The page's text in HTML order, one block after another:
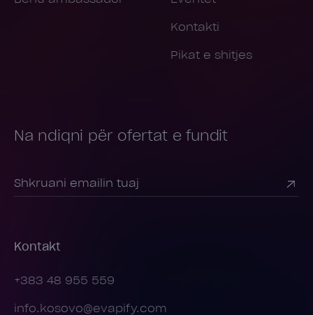
Kontakti
Pikat e shitjes
Na ndiqni për ofertat e fundit
Kontakt
+383 48 955 559
info.kosovo@evapify.com